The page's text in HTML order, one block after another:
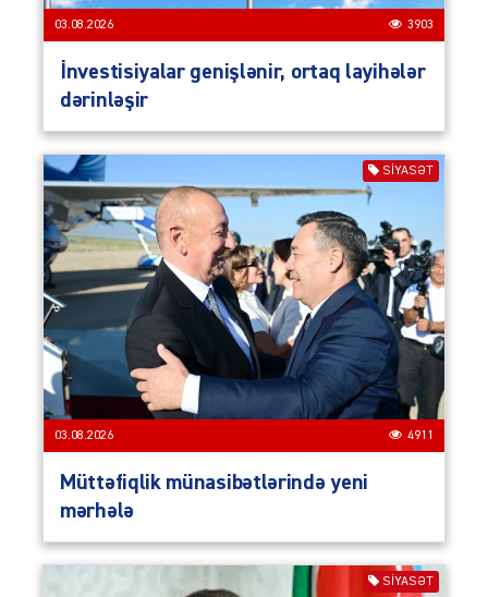
03.08.2026 3903
İnvestisiyalar genişlənir, ortaq layihələr
dərinləşir
SIYASƏT
03.08.2026 4911
Müttəfiqlik münasibətlərində yeni
mərhələ
SIYASƏT